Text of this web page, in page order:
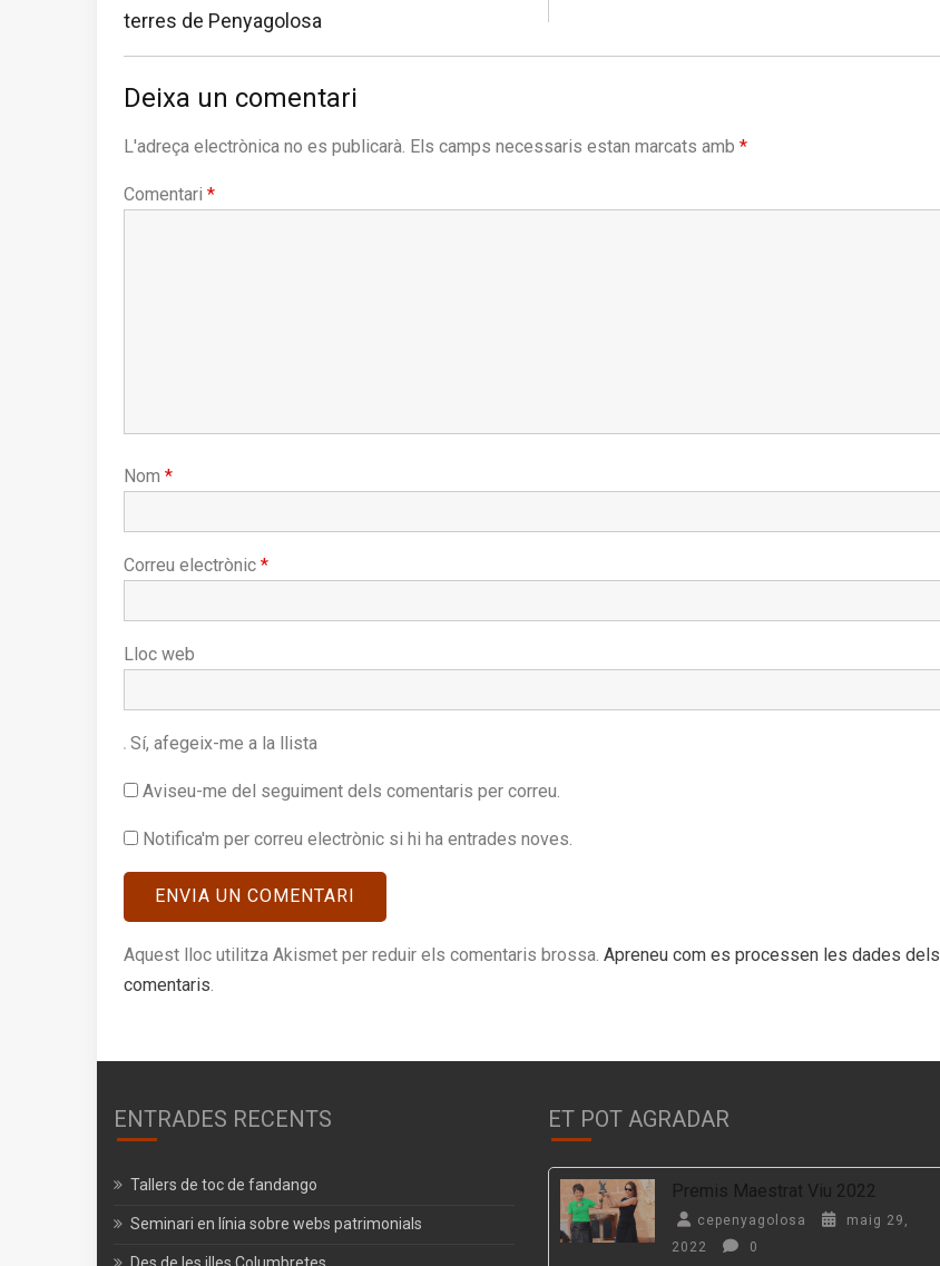
post:
terres de Penyagolosa
Deixa un comentari
L'adreça electrònica no es publicarà. Els camps necessaris estan marcats amb *
Comentari *
Nom *
Correu electrònic *
Lloc web
Sí, afegeix-me a la llista
Aviseu-me del seguiment dels comentaris per correu.
Notifica'm per correu electrònic si hi ha entrades noves.
Aquest lloc utilitza Akismet per reduir els comentaris brossa. Apreneu com es processen les dades dels
comentaris.
ENTRADES RECENTS
Tallers de toc de fandango
Seminari en línia sobre webs patrimonials
ET POT AGRADAR
Premis Maestrat Viu 2022
cepenyagolosa
maig 29,
2022
0